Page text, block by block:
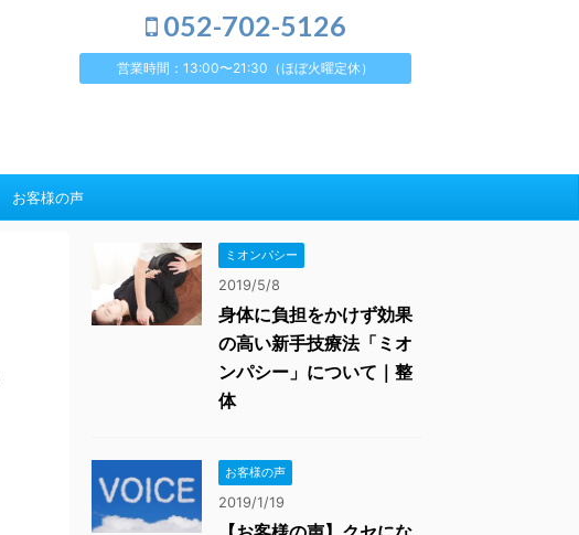
052-702-5126
営業時間：13:00〜21:30（ほぼ火曜定休）
お客様の声
ミオンパシー
2019/5/8
身体に負担をかけず効果
の高い新手技療法「ミオ
ンパシー」について｜整
体
お客様の声
2019/1/19